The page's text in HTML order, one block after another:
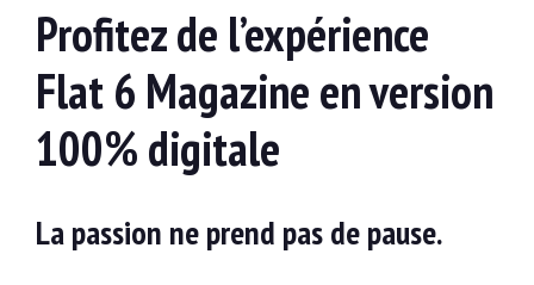
Profitez de l’expérience
Flat 6 Magazine en version
100% digitale
La passion ne prend pas de pause.